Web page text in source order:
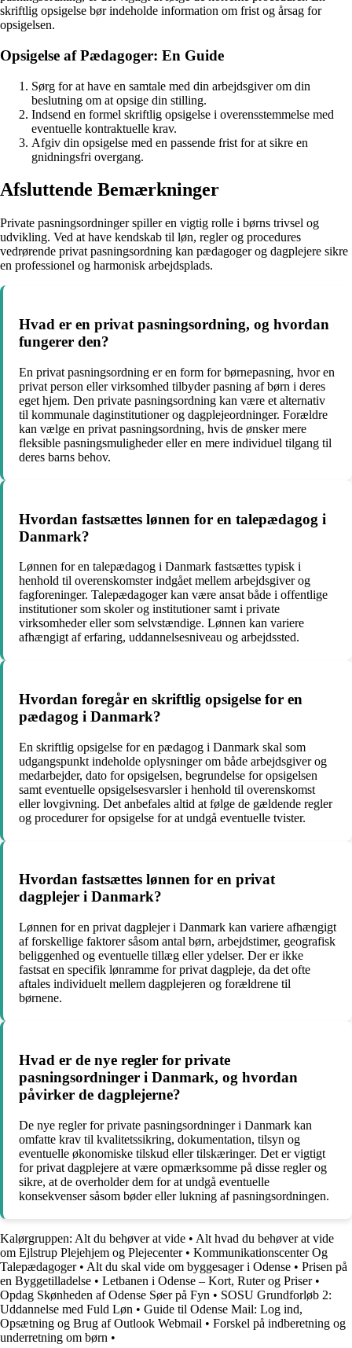
skriftlig opsigelse bør indeholde information om frist og årsag for
opsigelsen.
Opsigelse af Pædagoger: En Guide
Sørg for at have en samtale med din arbejdsgiver om din
beslutning om at opsige din stilling.
Indsend en formel skriftlig opsigelse i overensstemmelse med
eventuelle kontraktuelle krav.
Afgiv din opsigelse med en passende frist for at sikre en
gnidningsfri overgang.
Afsluttende Bemærkninger
Private pasningsordninger spiller en vigtig rolle i børns trivsel og
udvikling. Ved at have kendskab til løn, regler og procedures
vedrørende privat pasningsordning kan pædagoger og dagplejere sikre
en professionel og harmonisk arbejdsplads.
Hvad er en privat pasningsordning, og hvordan
fungerer den?
En privat pasningsordning er en form for børnepasning, hvor en
privat person eller virksomhed tilbyder pasning af børn i deres
eget hjem. Den private pasningsordning kan være et alternativ
til kommunale daginstitutioner og dagplejeordninger. Forældre
kan vælge en privat pasningsordning, hvis de ønsker mere
fleksible pasningsmuligheder eller en mere individuel tilgang til
deres barns behov.
Hvordan fastsættes lønnen for en talepædagog i
Danmark?
Lønnen for en talepædagog i Danmark fastsættes typisk i
henhold til overenskomster indgået mellem arbejdsgiver og
fagforeninger. Talepædagoger kan være ansat både i offentlige
institutioner som skoler og institutioner samt i private
virksomheder eller som selvstændige. Lønnen kan variere
afhængigt af erfaring, uddannelsesniveau og arbejdssted.
Hvordan foregår en skriftlig opsigelse for en
pædagog i Danmark?
En skriftlig opsigelse for en pædagog i Danmark skal som
udgangspunkt indeholde oplysninger om både arbejdsgiver og
medarbejder, dato for opsigelsen, begrundelse for opsigelsen
samt eventuelle opsigelsesvarsler i henhold til overenskomst
eller lovgivning. Det anbefales altid at følge de gældende regler
og procedurer for opsigelse for at undgå eventuelle tvister.
Hvordan fastsættes lønnen for en privat
dagplejer i Danmark?
Lønnen for en privat dagplejer i Danmark kan variere afhængigt
af forskellige faktorer såsom antal børn, arbejdstimer, geografisk
beliggenhed og eventuelle tillæg eller ydelser. Der er ikke
fastsat en specifik lønramme for privat dagpleje, da det ofte
aftales individuelt mellem dagplejeren og forældrene til
børnene.
Hvad er de nye regler for private
pasningsordninger i Danmark, og hvordan
påvirker de dagplejerne?
De nye regler for private pasningsordninger i Danmark kan
omfatte krav til kvalitetssikring, dokumentation, tilsyn og
eventuelle økonomiske tilskud eller tilskæringer. Det er vigtigt
for privat dagplejere at være opmærksomme på disse regler og
sikre, at de overholder dem for at undgå eventuelle
konsekvenser såsom bøder eller lukning af pasningsordningen.
Kalørgruppen: Alt du behøver at vide • Alt hvad du behøver at vide
om Ejlstrup Plejehjem og Plejecenter• Kommunikationscenter Og
Talepædagoger• Alt du skal vide om byggesager i Odense • Prisen på
en Byggetilladelse • Letbanen i Odense – Kort, Ruter og Priser•
Opdag Skønheden af Odense Søer på Fyn • SOSU Grundforløb 2:
Uddannelse med Fuld Løn • Guide til Odense Mail: Log ind,
Opsætning og Brug af Outlook Webmail • Forskel på indberetning og
underretning om børn •